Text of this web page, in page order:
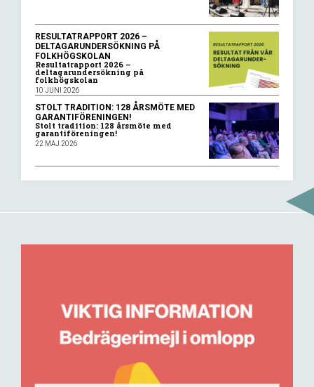
RESULTATRAPPORT 2026 –
DELTAGARUNDERSÖKNING PÅ
FOLKHÖGSKOLAN
Resultatrapport 2026 –
deltagarundersökning på
folkhögskolan
10 JUNI 2026
STOLT TRADITION: 128 ÅRSMÖTE MED
GARANTIFÖRENINGEN!
Stolt tradition: 128 årsmöte med
garantiföreningen!
22 MAJ 2026